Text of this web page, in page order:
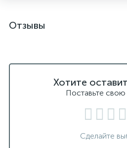
Отзывы
Хотите
Поставьте свою
Сделайте